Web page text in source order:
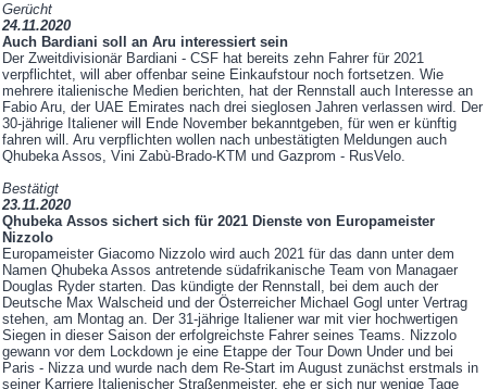
Gerücht
24.11.2020
Auch Bardiani soll an Aru interessiert sein
Der Zweitdivisionär Bardiani - CSF hat bereits zehn Fahrer für 2021
verpflichtet, will aber offenbar seine Einkaufstour noch fortsetzen. Wie
mehrere italienische Medien berichten, hat der Rennstall auch Interesse an
Fabio Aru, der UAE Emirates nach drei sieglosen Jahren verlassen wird. Der
30-jährige Italiener will Ende November bekanntgeben, für wen er künftig
fahren will. Aru verpflichten wollen nach unbestätigten Meldungen auch
Qhubeka Assos, Vini Zabù-Brado-KTM und Gazprom - RusVelo.
Bestätigt
23.11.2020
Qhubeka Assos sichert sich für 2021 Dienste von Europameister
Nizzolo
Europameister Giacomo Nizzolo wird auch 2021 für das dann unter dem
Namen Qhubeka Assos antretende südafrikanische Team von Managaer
Douglas Ryder starten. Das kündigte der Rennstall, bei dem auch der
Deutsche Max Walscheid und der Österreicher Michael Gogl unter Vertrag
stehen, am Montag an. Der 31-jährige Italiener war mit vier hochwertigen
Siegen in dieser Saison der erfolgreichste Fahrer seines Teams. Nizzolo
gewann vor dem Lockdown je eine Etappe der Tour Down Under und bei
Paris - Nizza und wurde nach dem Re-Start im August zunächst erstmals in
seiner Karriere Italienischer Straßenmeister, ehe er sich nur wenige Tage